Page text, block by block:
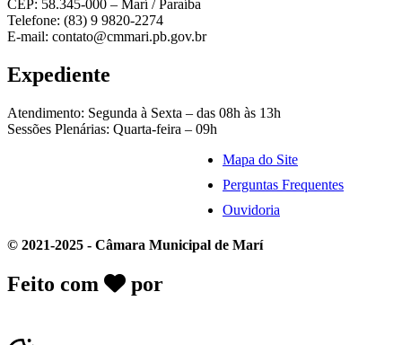
CEP: 58.345-000 – Marí / Paraíba
Telefone: (83) 9 9820-2274
E-mail: contato@cmmari.pb.gov.br
Expediente
Atendimento: Segunda à Sexta – das 08h às 13h
Sessões Plenárias: Quarta-feira – 09h
Mapa do Site
Perguntas Frequentes
Ouvidoria
© 2021-2025 - Câmara Municipal de Marí
Feito com por